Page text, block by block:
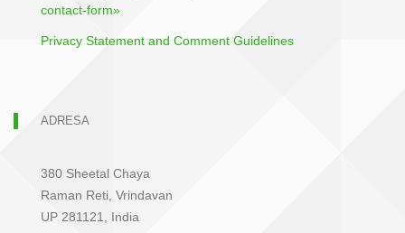
contact-form»
Privacy Statement and Comment Guidelines
ADRESA
380 Sheetal Chaya
Raman Reti, Vrindavan
UP 281121, India